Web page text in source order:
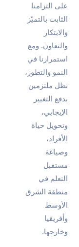
على التزامنا
الثابت بالتميّز
والابتكار
والتعاون. ومع
استمرارنا في
النمو والتطور،
نظل ملتزمين
بدفع التغيير
الإيجابي،
وتحويل حياة
الأفراد،
وصياغة
مستقبل
التعلم في
منطقة الشرق
الأوسط
وأفريقيا
وخارجها.